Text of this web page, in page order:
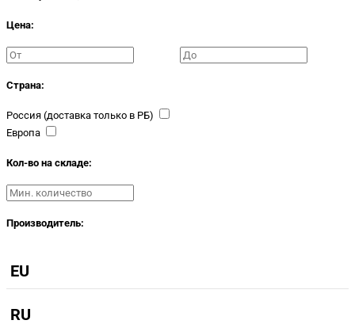
Цена:
Страна:
Россия (доставка только в РБ)
Европа
Кол-во на складе:
Производитель:
EU
RU